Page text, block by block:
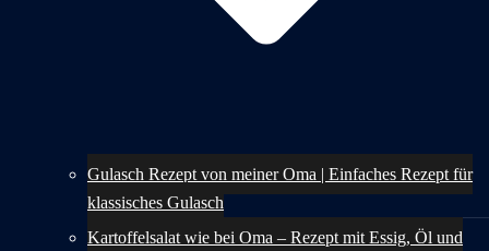
Gulasch Rezept von meiner Oma | Einfaches Rezept für
klassisches Gulasch
Kartoffelsalat wie bei Oma – Rezept mit Essig, Öl und